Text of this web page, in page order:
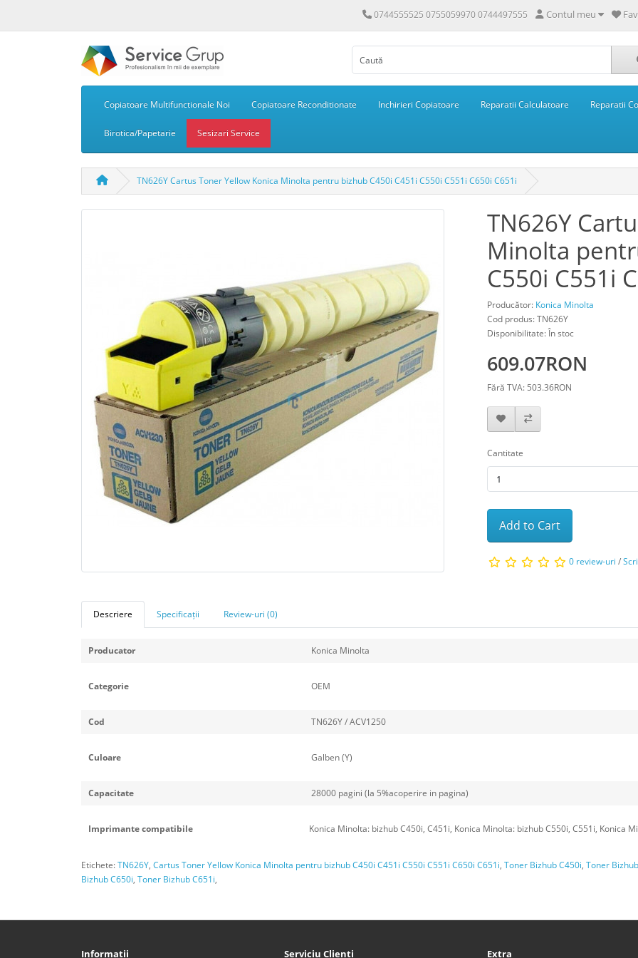
0744555525 0755059970 0744497555 Contul meu
Copiatoare Multifunctionale Noi Copiatoare Reconditionate Inchirieri Copiatoare Reparatii Calculatoare Reparatii
Birotica/Papetarie Sesizari Service
TN626Y Cartus Toner Yellow Konica Minolta pentru bizhub C450i C451i C550i C551i C650i C651i
TN626Y
Minolta
C550i C551i
Producător: Konica Minolta
Cod produs: TN626Y
Disponibilitate: În stoc
609.07RON
Fără TVA: 503.36RON
Cantitate
Add to Cart
0 review-uri /
Descriere Specificații Review-uri (0)
Producator Konica Minolta
Categorie OEM
Cod TN626Y / ACV1250
Culoare Galben (Y)
Capacitate 28000 pagini (la 5%acoperire in pagina)
Imprimante compatibile Konica Minolta: bizhub C450i, C451i, Konica Minolta: bizhub C550i, C551i, Konica
Etichete:TN626Y, Cartus Toner Yellow Konica Minolta pentru bizhub C450i C451i C550i C551i C650i C651i, Toner Bizhub C450i, Toner
Bizhub C650i, Toner Bizhub C651i,
Informații Serviciu Clienți Extra